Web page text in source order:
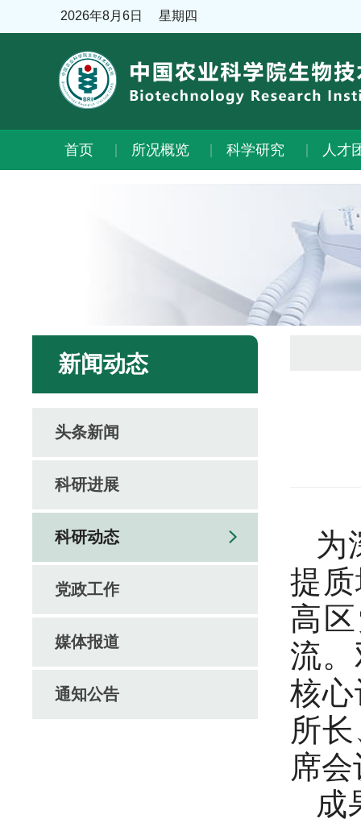
2026年8月6日 星期四
首页 所况概览 科学研究 人才
新闻动态
头条新闻
科研进展
科研动态
党政工作
媒体报道
通知公告
为
提
高
流
核
所
席
成